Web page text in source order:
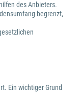
des Anbieters.
begrenzt,
Ein wichtiger Grund